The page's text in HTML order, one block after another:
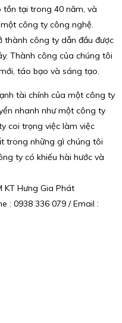
tại trong 40 năm, và
công ty công nghệ.
thành công ty dẫn đầu được
Thành công của chúng tôi
táo bạo và sáng tạo.
tài chính của một công ty
nhanh như một công ty
coi trọng việc làm việc
trong những gì chúng tôi
ty có khiếu hài hước và
KT Hưng Gia Phát
: 0938 336 079 / Email :